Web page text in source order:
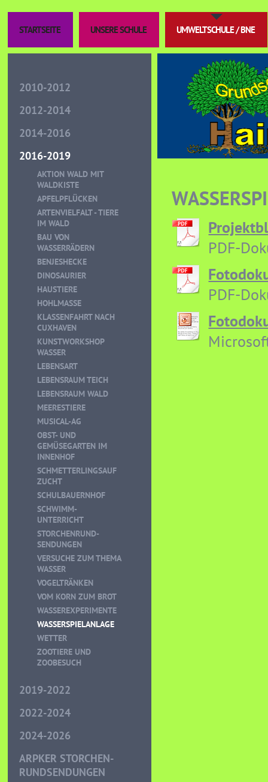
STARTSEITE UNSERE SCHULE UMWELTSCHULE / BNE
2010-2012
2012-2014
2014-2016
2016-2019
AKTION WALD MIT
WALDKISTE
APFELPFLÜCKEN
ARTENVIELFALT - TIERE
IM WALD
BAU VON
WASSERRÄDERN
BENJESHECKE
DINOSAURIER
HAUSTIERE
HOHLMASSE
KLASSENFAHRT NACH
CUXHAVEN
KUNSTWORKSHOP
WASSER
LEBENSART
LEBENSRAUM TEICH
LEBENSRAUM WALD
MEERESTIERE
MUSICAL-AG
OBST- UND
GEMÜSEGARTEN IM
INNENHOF
SCHMETTERLINGSAUF
ZUCHT
SCHULBAUERNHOF
SCHWIMM-
UNTERRICHT
STORCHENRUND-
SENDUNGEN
VERSUCHE ZUM THEMA
WASSER
VOGELTRÄNKEN
VOM KORN ZUM BROT
WASSEREXPERIMENTE
WASSERSPIELANLAGE
WETTER
ZOOTIERE UND
ZOOBESUCH
2019-2022
2022-2024
2024-2026
ARPKER STORCHEN-
RUNDSENDUNGEN
PDF-
PDF-